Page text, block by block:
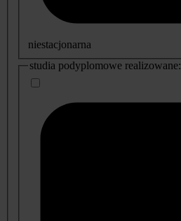
niestacjonarna
studia podyplomowe realizowane: